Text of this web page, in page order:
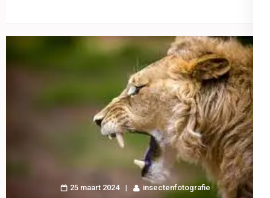
25 maart 2024 insectenfotografie